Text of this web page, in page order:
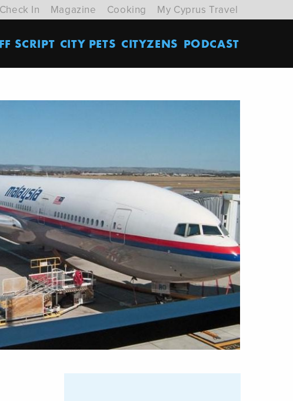
Check In Magazine Cooking My Cyprus Travel
SCRIPT CITY PETS CITYZENS PODCAST